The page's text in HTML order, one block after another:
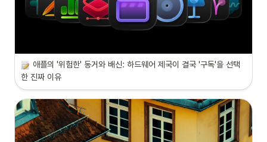
애플의 '위험한' 동거와 배신: 하드웨어 제국이 결국 '구독'을 선택
한 진짜 이유